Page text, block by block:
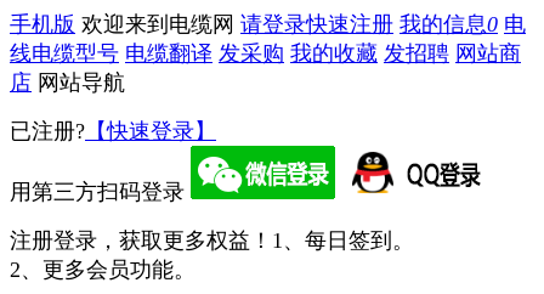
手机版 欢迎来到电缆网 请登录快速注册 我的信息0 电
线电缆型号 电缆翻译 发采购 我的收藏 发招聘 网站商
店 网站导航
已注册? 【快速登录】
用第三方扫码登录
注册登录，获取更多权益！ 1、每日签到。
2、更多会员功能。